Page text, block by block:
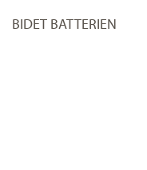
BIDET BATTERIEN